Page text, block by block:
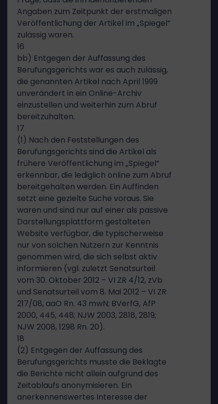
Angaben zum Zeitpunkt der erstmaligen
Veröffentlichung der Artikel im „Spiegel“
zulässig waren.
16
bb) Entgegen der Auffassung des
Berufungsgerichts war es auch zulässig,
die genannten Artikel nach April 1999
unverändert in ein Online-Archiv
einzustellen und weiterhin zum Abruf
bereitzuhalten.
17
(1) Nach den Feststellungen des
Berufungsgerichts sind die Artikel als
frühere Veröffentlichung im „Spiegel“
erkennbar, die lediglich online zum Abruf
bereitgehalten werden. Ein Auffinden
setzt eine gezielte Suche voraus. Sie
waren und sind nur auf einer als passive
Darstellungsplattform gestalteten
Website verfügbar, die typischerweise
nur von solchen Nutzern zur Kenntnis
genommen wird, die sich selbst aktiv
informieren (vgl. zuletzt Senatsurteil
vom 30. Oktober 2012 – VI ZR 4/12, zVb
und Senatsurteil vom 8. Mai 2012 – VI ZR
217/08, aaO Rn. 43 mwN; BVerfG, AfP
2000, 445, 448; NJW 2003, 2818, 2819;
NJW 2008, 1298 Rn. 20).
18
(2) Entgegen der Auffassung des
Berufungsgerichts musste die Beklagte
die Berichte nicht allein aufgrund des
Zeitablaufs anonymisieren. Ein
anerkennenswertes Interesse der